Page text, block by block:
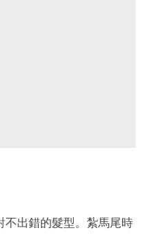
不出錯的髮型。紮馬尾時